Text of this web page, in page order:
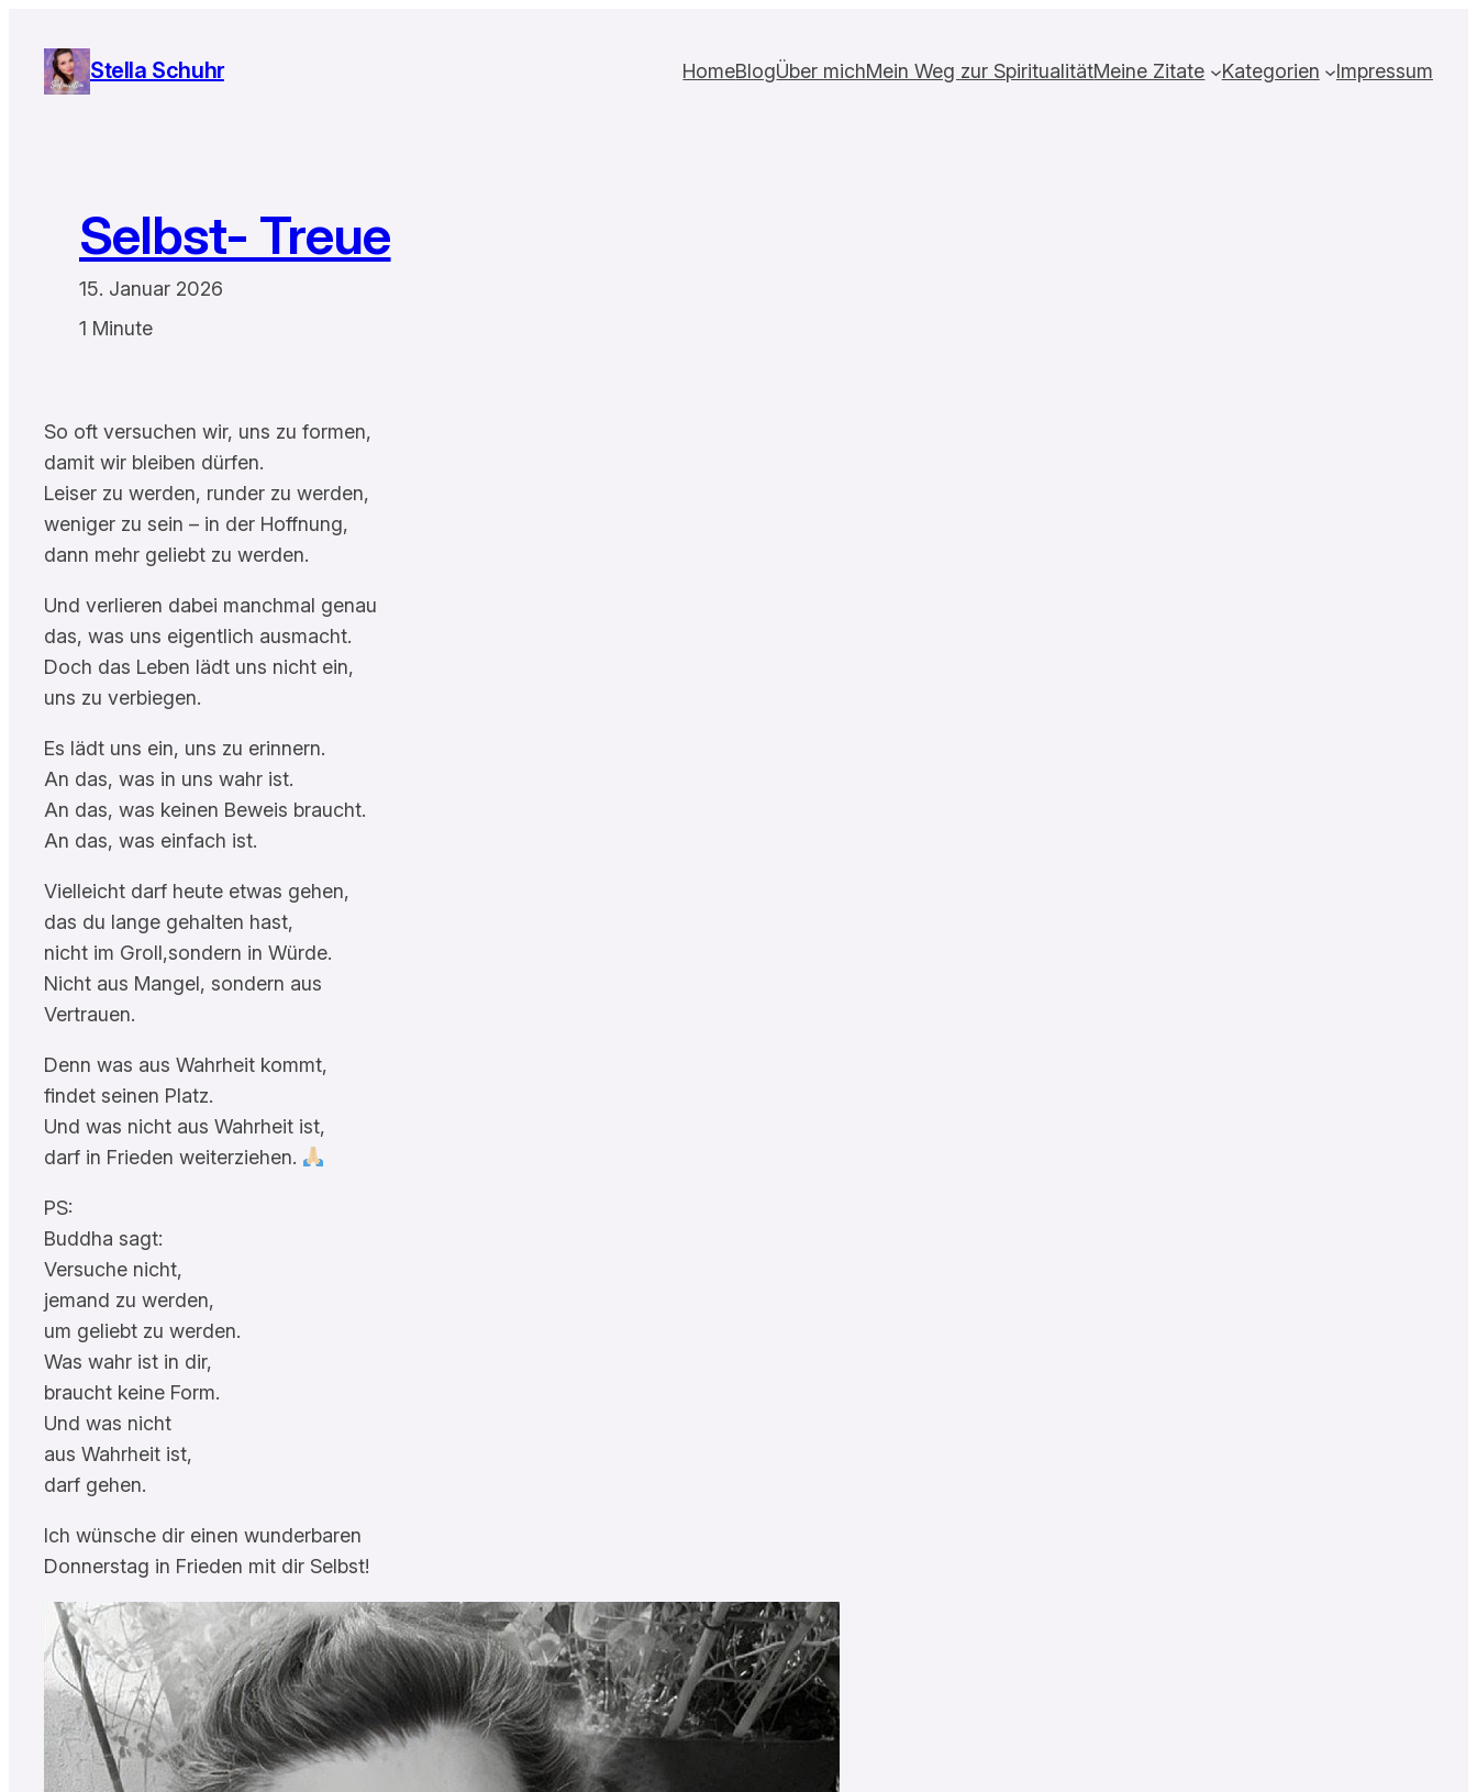
Inhalt
springen
Stella Schuhr HomeBlogÜber michMein Weg zur SpiritualitätMeine Zitate Kategorien Impressum
Selbst- Treue
15. Januar 2026
1 Minute
So oft versuchen wir, uns zu formen,
damit wir bleiben dürfen.
Leiser zu werden, runder zu werden,
weniger zu sein – in der Hoffnung,
dann mehr geliebt zu werden.
Und verlieren dabei manchmal genau
das, was uns eigentlich ausmacht.
Doch das Leben lädt uns nicht ein,
uns zu verbiegen.
Es lädt uns ein, uns zu erinnern.
An das, was in uns wahr ist.
An das, was keinen Beweis braucht.
An das, was einfach ist.
Vielleicht darf heute etwas gehen,
das du lange gehalten hast,
nicht im Groll,sondern in Würde.
Nicht aus Mangel, sondern aus
Vertrauen.
Denn was aus Wahrheit kommt,
findet seinen Platz.
Und was nicht aus Wahrheit ist,
darf in Frieden weiterziehen.
PS:
Buddha sagt:
Versuche nicht,
jemand zu werden,
um geliebt zu werden.
Was wahr ist in dir,
braucht keine Form.
Und was nicht
aus Wahrheit ist,
darf gehen.
Ich wünsche dir einen wunderbaren
Donnerstag in Frieden mit dir Selbst!